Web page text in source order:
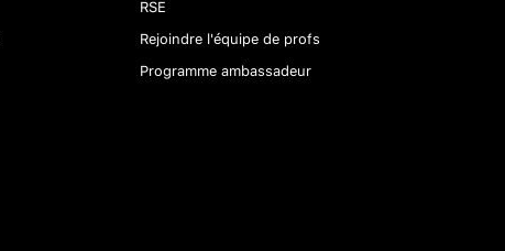
RSE
Rejoindre l'équipe de profs
Programme ambassadeur